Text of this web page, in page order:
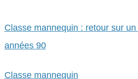
Classe mannequin : retour sur
années 90
Classe mannequin